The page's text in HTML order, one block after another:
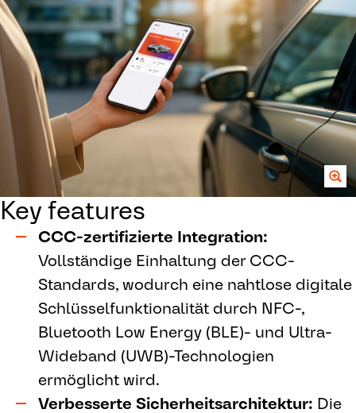
Key features
CCC-zertifizierte Integration:
Vollständige Einhaltung der CCC-
Standards, wodurch eine nahtlose digitale
Schlüsselfunktionalität durch NFC-,
Bluetooth Low Energy (BLE)- und Ultra-
Wideband (UWB)-Technologien
ermöglicht wird.
Verbesserte Sicherheitsarchitektur: Die